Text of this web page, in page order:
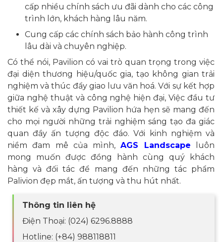
cấp nhiều chính sách ưu đãi dành cho các công
trình lớn, khách hàng lâu năm.
Cung cấp các chính sách bảo hành công trình
lâu dài và chuyên nghiệp.
Có thể nói, Pavilion có vai trò quan trọng trong việc
đại diện thương hiệu/quốc gia, tạo không gian trải
nghiệm và thúc đẩy giao lưu văn hoá. Với sự kết hợp
giữa nghệ thuật và công nghệ hiện đại, Việc đầu tư
thiết kế và xây dựng Pavilion hứa hẹn sẽ mang đến
cho mọi người những trải nghiệm sáng tạo đa giác
quan đầy ấn tượng độc đáo. Với kinh nghiệm và
niềm đam mê của mình,AGS Landscape luôn
mong muốn được đồng hành cùng quý khách
hàng và đối tác để mang đến những tác phẩm
Palivion đẹp mắt, ấn tượng và thu hút nhất.
Thông tin liên hệ
Điện Thoại: (024) 6296.8888
Hotline: (+84) 988118811